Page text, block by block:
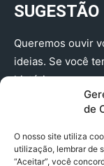
de
O nosso site utiliza
utilização, lembrar de
“Aceitar”, você
Queremos ouvir
ideias. Se você
história que
(91) 98224 -